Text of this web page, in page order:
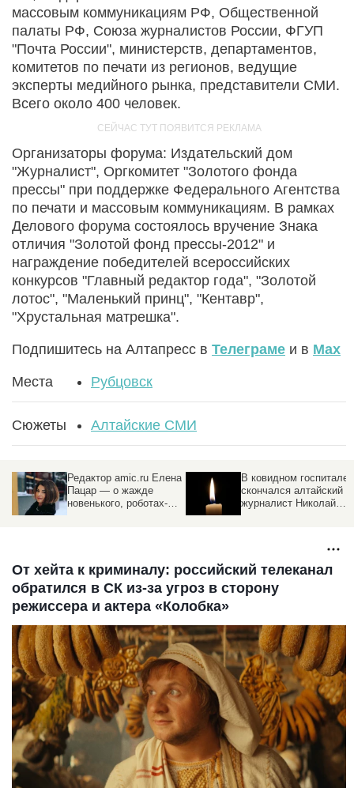
массовым коммуникациям РФ, Общественной
палаты РФ, Союза журналистов России, ФГУП
"Почта России", министерств, департаментов,
комитетов по печати из регионов, ведущие
эксперты медийного рынка, представители СМИ.
Всего около 400 человек.
Организаторы форума: Издательский дом
"Журналист", Оргкомитет "Золотого фонда
прессы" при поддержке Федерального Агентства
по печати и массовым коммуникациям. В рамках
Делового форума состоялось вручение Знака
отличия "Золотой фонд прессы-2012" и
награждение победителей всероссийских
конкурсов "Главный редактор года", "Золотой
лотос", "Маленький принц", "Кентавр",
"Хрустальная матрешка".
Подпишитесь на Алтапресс в Телеграме и в Max
Места Рубцовск
Сюжеты Алтайские СМИ
Редактор amic.ru Елена
Пацар — о жажде
новенького, роботах-
В ковидном госпитале
скончался алтайский
журналист Николай
От хейта к криминалу: российский телеканал
обратился в СК из-за угроз в сторону
режиссера и актера «Колобка»